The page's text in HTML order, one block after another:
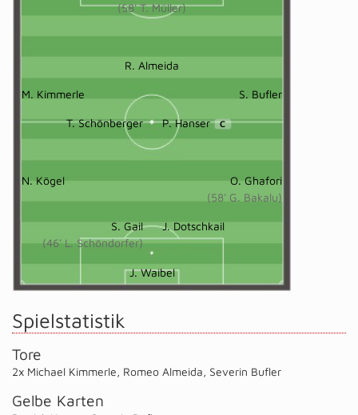
(58' T. Müller)
R. Almeida
M. Kimmerle S. Bufler
T. Schönberger P. Hanser C
N. Kögel
O. Ghafori
(58' G. Bakalu)
S. Gail
(46' L. Schöndorfer)
J. Dotschkail
J. Waibel
Spielstatistik
Tore
2x Michael Kimmerle, Romeo Almeida, Severin Bufler
Gelbe Karten